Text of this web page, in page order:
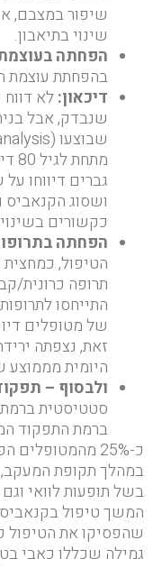
שיפור במצבם,
שינוי בתיאבון.
הפחתה
בהפחתת עוצמת הכאב ב-3.3
דיכאון:לא
שנבדק, אבל
גברים דיווחו
ושסוג
כקשורים
הפחתה
הטיפול,
תרופה כרונית/
התייחסו
של מטופלים
זאת, נצפתה
היומית מממוצע של 49 מ”ג ל-27.9
ולבסוף –
סטטיסטית
ברמת התפקוד
כ-25%
במהלך תקופת המעקב,
בשל תופעות לוואי
המשך טיפול
גמילה שכללו כאבי